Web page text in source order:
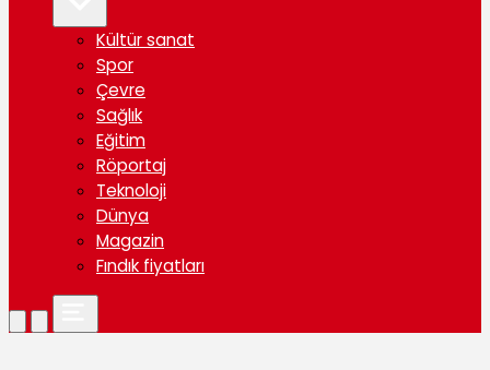
Kültür sanat
Spor
Çevre
Sağlık
Eğitim
Röportaj
Teknoloji
Dünya
Magazin
Fındık fiyatları